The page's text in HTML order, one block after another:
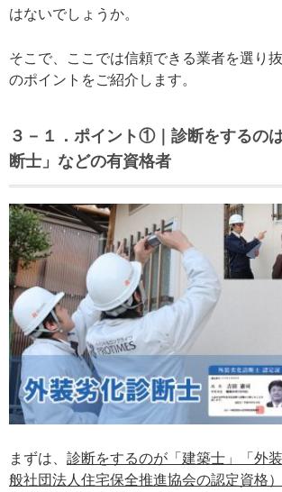
はないでしょうか。
そこで、ここでは信頼できる業者を選り
のポイントをご紹介します。
３－１．ポイント①｜診断をするの
断士」などの有資格者
まずは、 診断をするのが「建築士」「外
般社団法人住宅保全推進協会の認定資格